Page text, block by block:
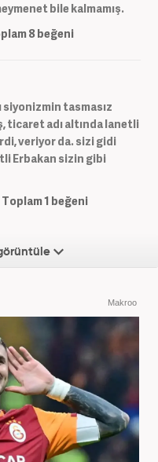
bile kalmamış.
8beğeni
siyonizmin tasmasız
ticaret adı altında lanetli
veriyor da. sizi gidi
Erbakan sizin gibi
Toplam1 beğeni
Makroo